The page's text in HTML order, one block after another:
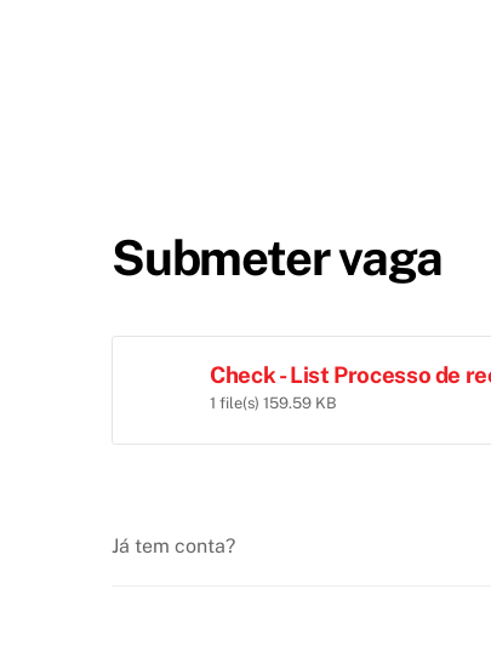
Submeter vaga
Check - List Processo de
1 file(s) 159.59 KB
Já tem conta?